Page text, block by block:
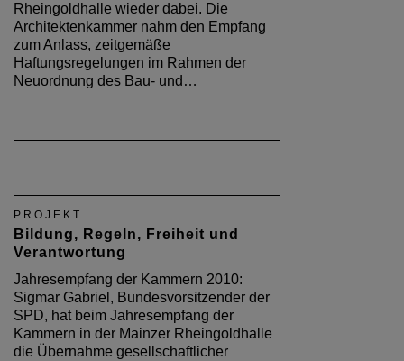
Rheingoldhalle wieder dabei. Die
Architektenkammer nahm den Empfang
zum Anlass, zeitgemäße
Haftungsregelungen im Rahmen der
Neuordnung des Bau- und…
PROJEKT
Bildung, Regeln, Freiheit und
Verantwortung
Jahresempfang der Kammern 2010:
Sigmar Gabriel, Bundesvorsitzender der
SPD, hat beim Jahresempfang der
Kammern in der Mainzer Rheingoldhalle
die Übernahme gesellschaftlicher